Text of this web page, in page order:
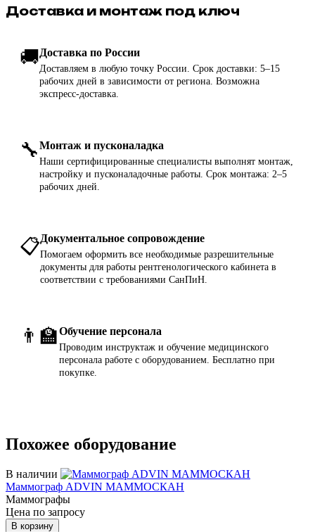
Доставка и монтаж под ключ
🚚Доставка по России
Доставляем в любую точку России. Срок доставки: 5–15
рабочих дней в зависимости от региона. Возможна
экспресс-доставка.
🔧Монтаж и пусконаладка
Наши сертифицированные специалисты выполнят монтаж,
настройку и пусконаладочные работы. Срок монтажа: 2–5
рабочих дней.
📋Документальное сопровождение
Помогаем оформить все необходимые разрешительные
документы для работы рентгенологического кабинета в
соответствии с требованиями СанПиН.
👨‍🏫Обучение персонала
Проводим инструктаж и обучение медицинского
персонала работе с оборудованием. Бесплатно при
покупке.
Похожее оборудование
В наличии
Маммограф ADVIN МАММОСКАН
Маммографы
Цена по запросу
В корзину